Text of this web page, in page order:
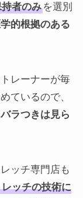
者のみを選別
学的根拠のある
レーナーが毎
ているので、
ラつきは見ら
ッチ専門店も
ッチの技術に